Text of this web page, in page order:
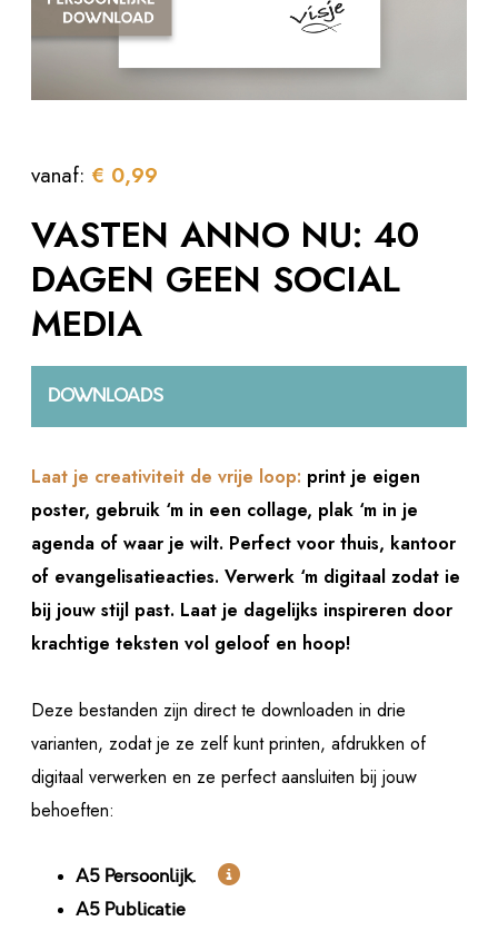
vanaf: € 0,99
VASTEN ANNO NU: 40
DAGEN GEEN SOCIAL
MEDIA
DOWNLOADS
Laat je creativiteit de vrije loop: print je eigen
poster, gebruik ‘m in een collage, plak ‘m in je
agenda of waar je wilt. Perfect voor thuis, kantoor
of evangelisatieacties. Verwerk ‘m digitaal zodat ie
bij jouw stijl past. Laat je dagelijks inspireren door
krachtige teksten vol geloof en hoop!
Deze bestanden zijn direct te downloaden in drie
varianten, zodat je ze zelf kunt printen, afdrukken of
digitaal verwerken en ze perfect aansluiten bij jouw
behoeften:
A5 Persoonlijk. 
A5 Publicatie